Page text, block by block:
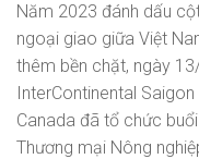
Năm 2023 đánh dấu
ngoại giao giữa Việt
thêm bền chặt, ngày
InterContinental
Canada đã tổ chức
Thương mại Nông